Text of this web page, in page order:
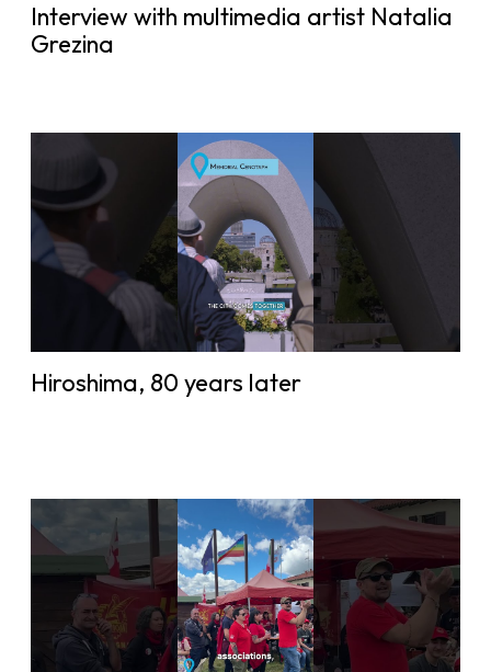
Interview with multimedia artist Natalia
Grezina
Hiroshima, 80 years later